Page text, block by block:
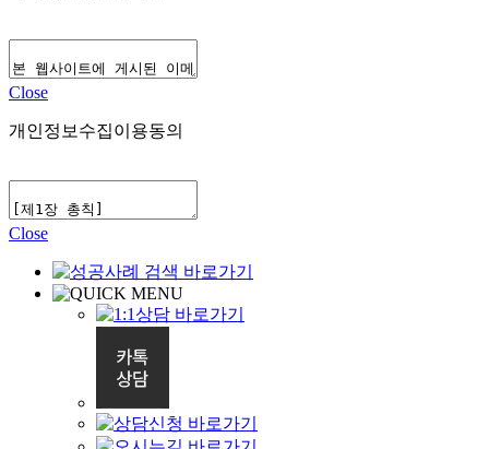
Close
개인정보수집이용동의
Close